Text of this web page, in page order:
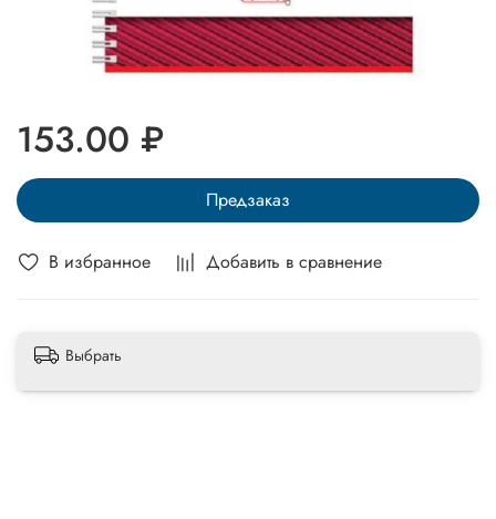
В избранное Добавить в сравнение
153.00 ₽
Предзаказ
Выбрать